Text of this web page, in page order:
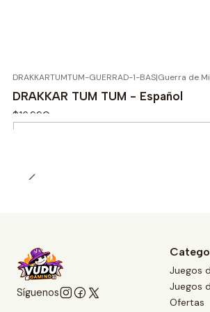
DRAKKARTUMTUM-GUERRAD-1-BAS|Guerra de
DRAKKAR TUM TUM - Español
$16.990
Síguenos
Juegos
Juegos
Ofertas